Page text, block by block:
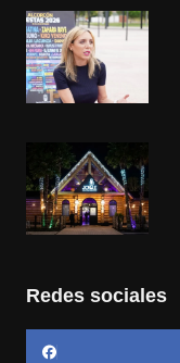
Redes sociales